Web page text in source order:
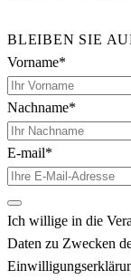
BLEIBEN SIE
Vorname*
Nachname*
E-mail*
Ich willige in die
Daten zu Zwecken